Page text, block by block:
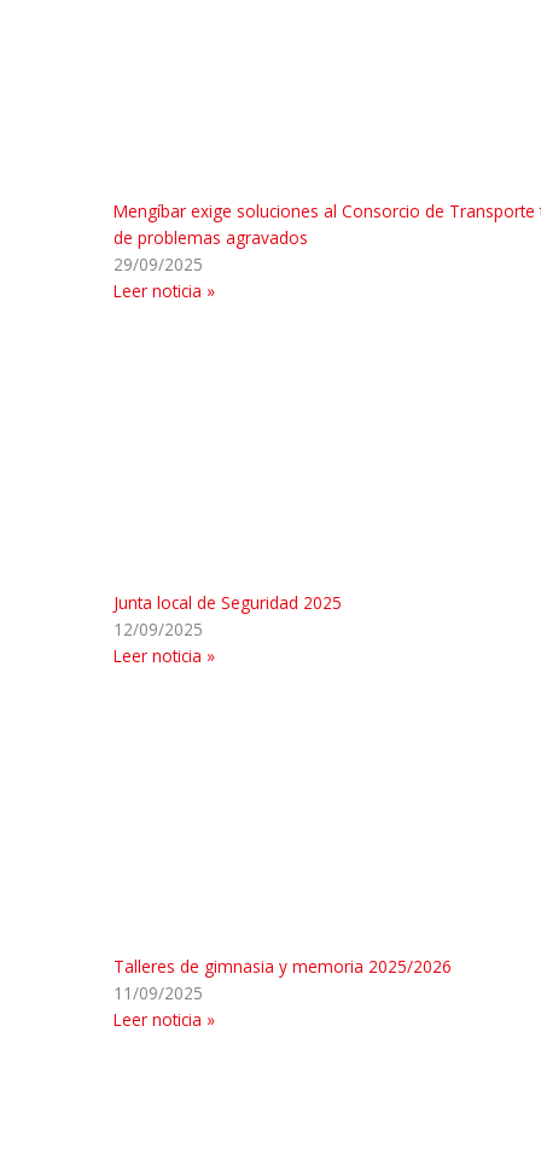
Mengíbar exige soluciones al Consorcio de
de problemas agravados
29/09/2025
Leer noticia »
Junta local de Seguridad 2025
12/09/2025
Leer noticia »
Talleres de gimnasia y memoria 2025/2026
11/09/2025
Leer noticia »